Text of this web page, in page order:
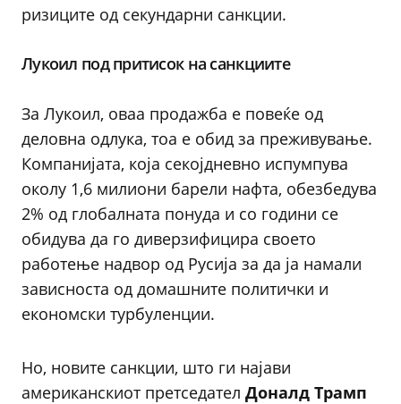
ризиците од секундарни санкции.
Лукоил под притисок на санкциите
За Лукоил, оваа продажба е повеќе од
деловна одлука, тоа е обид за преживување.
Компанијата, која секојдневно испумпува
околу 1,6 милиони барели нафта, обезбедува
2% од глобалната понуда и со години се
обидува да го диверзифицира своето
работење надвор од Русија за да ја намали
зависноста од домашните политички и
економски турбуленции.
Но, новите санкции, што ги најави
американскиот претседател Доналд Трамп